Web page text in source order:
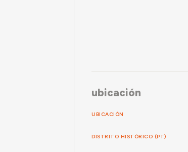
ubicación
UBICACIÓN
DISTRITO HISTÓRICO (PT)